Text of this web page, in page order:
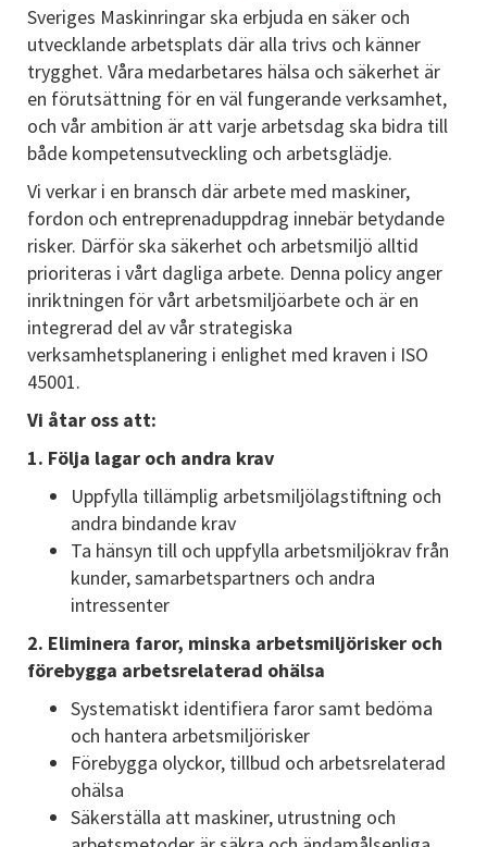
Sveriges Maskinringar ska erbjuda en säker och
utvecklande arbetsplats där alla trivs och känner
trygghet. Våra medarbetares hälsa och säkerhet är
en förutsättning för en väl fungerande verksamhet,
och vår ambition är att varje arbetsdag ska bidra till
både kompetensutveckling och arbetsglädje.
Vi verkar i en bransch där arbete med maskiner,
fordon och entreprenaduppdrag innebär betydande
risker. Därför ska säkerhet och arbetsmiljö alltid
prioriteras i vårt dagliga arbete. Denna policy anger
inriktningen för vårt arbetsmiljöarbete och är en
integrerad del av vår strategiska
verksamhetsplanering i enlighet med kraven i ISO
45001.
Vi åtar oss att:
1. Följa lagar och andra krav
Uppfylla tillämplig arbetsmiljölagstiftning och
andra bindande krav
Ta hänsyn till och uppfylla arbetsmiljökrav från
kunder, samarbetspartners och andra
intressenter
2. Eliminera faror, minska arbetsmiljörisker och
förebygga arbetsrelaterad ohälsa
Systematiskt identifiera faror samt bedöma
och hantera arbetsmiljörisker
Förebygga olyckor, tillbud och arbetsrelaterad
ohälsa
Säkerställa att maskiner, utrustning och